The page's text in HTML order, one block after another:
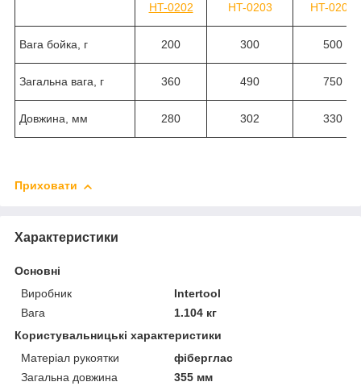
HT-0202 HT-0203 HT-0205
Вага бойка, г 200 300 500
Загальна вага, г 360 490 750
Довжина, мм 280 302 330
Приховати
Характеристики
Основні
Виробник
Intertool
Вага
1.104 кг
Користувальницькі характеристики
Матеріал рукоятки
фіберглас
Загальна довжина
355 мм